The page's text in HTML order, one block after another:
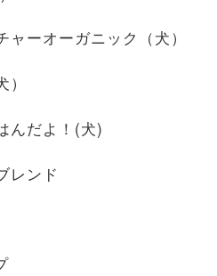
ャーオーガニック（犬）
んだよ！(犬)
レンド